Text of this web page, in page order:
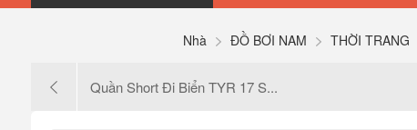
Nhà ĐỒ BƠI NAM THỜI TRANG
Quần Short Đi Biển TYR 17 S...